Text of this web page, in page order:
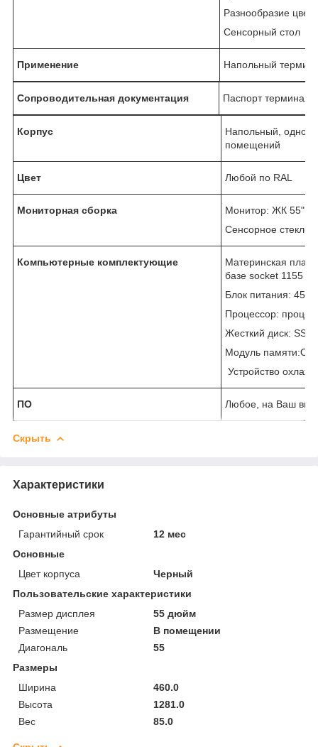
Разнообразие
Сенсорный стол
Применение Напольный
Сопроводительная документация Паспорт терминала
Корпус
Напольный,
помещений
Цвет Любой по RAL
Мониторная сборка
Монитор: ЖК 55"
Сенсорное стекло
Компьютерные комплектующие
Материнская
базе socket 1155
Блок питания:
Процессор:
Жесткий диск: SSD
Модуль
Устройство
ПО Любое, на Ваш
Скрыть
Характеристики
Основные атрибуты
Гарантийный срок
12 мес
Основные
Цвет корпуса
Черный
Пользовательские характеристики
Размер дисплея
55 дюйм
Размещение
В помещении
Диагональ
55
Размеры
Ширина
460.0
Высота
1281.0
Вес
85.0